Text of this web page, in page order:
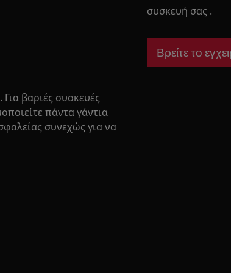
βαριές συσκευές
πάντα γάντια
συνεχώς για να
συσκευή σας .
Βρείτε το